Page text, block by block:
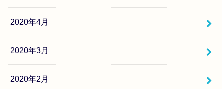
2020年4月
2020年3月
2020年2月